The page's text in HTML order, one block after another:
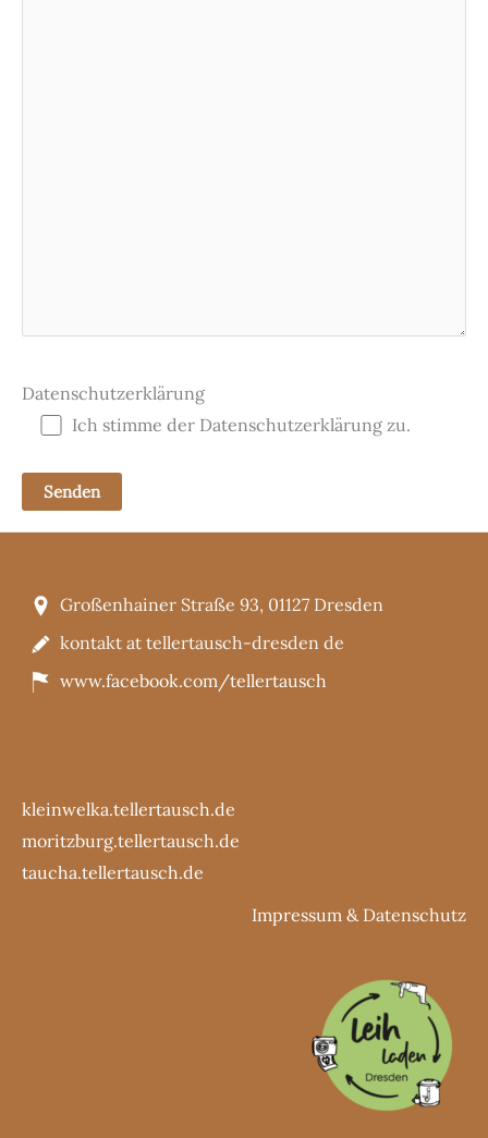
Datenschutzerklärung
Ich stimme der Datenschutzerklärung zu.
Großenhainer Straße 93, 01127 Dresden
kontakt at tellertausch-dresden de
www.facebook.com/tellertausch
kleinwelka.tellertausch.de
moritzburg.tellertausch.de
taucha.tellertausch.de
Impressum & Datenschutz